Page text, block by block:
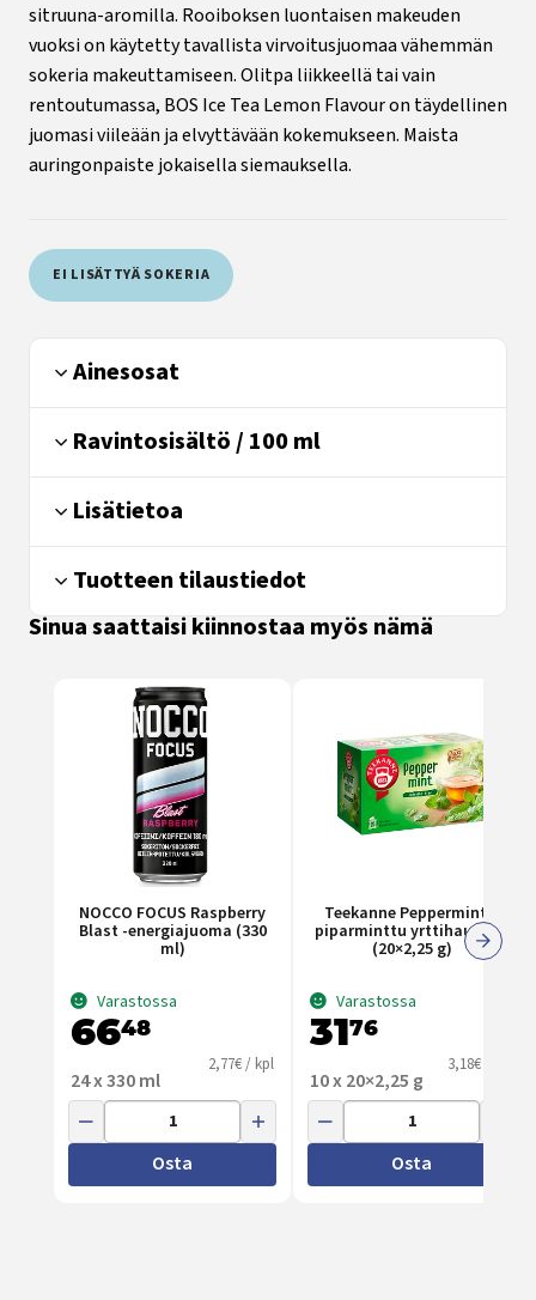
sitruuna-aromilla. Rooiboksen luontaisen makeuden
vuoksi on käytetty tavallista virvoitusjuomaa vähemmän
sokeria makeuttamiseen. Olitpa liikkeellä tai vain
rentoutumassa, BOS Ice Tea Lemon Flavour on täydellinen
juomasi viileään ja elvyttävään kokemukseen. Maista
auringonpaiste jokaisella siemauksella.
EI LISÄTTYÄ SOKERIA
Ainesosat
Ravintosisältö / 100 ml
Lisätietoa
Tuotteen tilaustiedot
Sinua saattaisi kiinnostaa myös nämä
NOCCO FOCUS Raspberry
Blast -energiajuoma (330
ml)
Varastossa
6648
24 x 330 ml
2,77€ / kpl
Osta
Teekanne Peppermint –
piparminttu yrttihauduke
(20×2,25 g)
Varastossa
3176
10 x 20×2,25 g
3,18€ / kpl
Osta